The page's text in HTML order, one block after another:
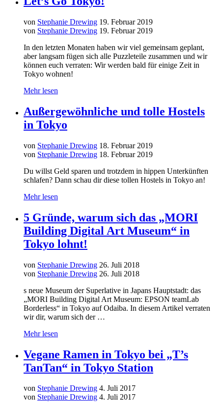
von Stephanie Drewing 19. Februar 2019
von Stephanie Drewing 19. Februar 2019
In den letzten Monaten haben wir viel gemeinsam geplant,
aber langsam fügen sich alle Puzzleteile zusammen und wir
können euch verraten: Wir werden bald für einige Zeit in
Tokyo wohnen!
Mehr lesen
Außergewöhnliche und tolle Hostels
in Tokyo
von Stephanie Drewing 18. Februar 2019
von Stephanie Drewing 18. Februar 2019
Du willst Geld sparen und trotzdem in hippen Unterkünften
schlafen? Dann schau dir diese tollen Hostels in Tokyo an!
Mehr lesen
5 Gründe, warum sich das „MORI
Building Digital Art Museum“ in
Tokyo lohnt!
von Stephanie Drewing 26. Juli 2018
von Stephanie Drewing 26. Juli 2018
s neue Museum der Superlative in Japans Hauptstadt: das
„MORI Building Digital Art Museum: EPSON teamLab
Borderless“ in Tokyo auf Odaiba. In diesem Artikel verraten
wir dir, warum sich der …
Mehr lesen
Vegane Ramen in Tokyo bei „T’s
TanTan“ in Tokyo Station
von Stephanie Drewing 4. Juli 2017
von Stephanie Drewing 4. Juli 2017